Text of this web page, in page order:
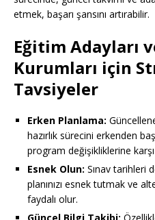
etmek, başarı şansını artırabilir.
Eğitim Adayları
Kurumları için
Tavsiyeler
Erken Planlama:
hazırlık sürecini erkenden
program değişikliklerine
Esnek Olun: Sınav tarihleri
planınızı esnek tutmak ve
faydalı olur.